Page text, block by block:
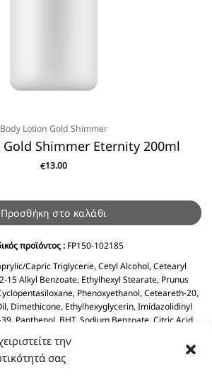
την
σας
Body Lotion Gold Shimmer
Shimmer Eternity 200ml
€13.00
Eternity 200ml ποσότητα
Προσθήκη στο καλάθι
προϊόντος :FP150-102185
Capric Triglycerie, Cetyl Alcohol, Cetearyl
15 Alkyl Benzoate, Ethylhexyl Stearate, Prunus
Phenoxyethanol, Ceteareth-20,
Dimethicone, Ethylhexyglycerin, Imidazolidinyl
Panthenol, BHT, Sodium Benzoate, Citric Acid.